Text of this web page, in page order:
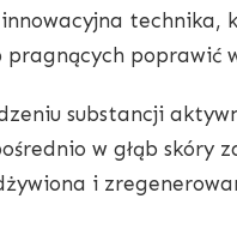
technika,
pragnących poprawić
substancji
w głąb skóry
i